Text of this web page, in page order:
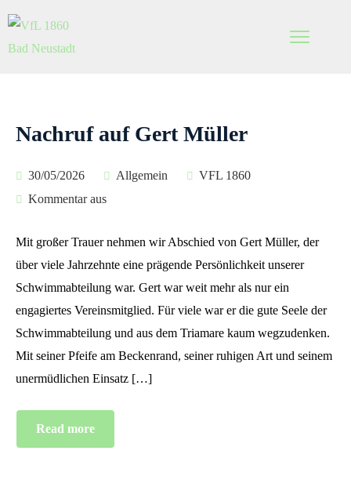
Nachruf auf Gert Müller
30/05/2026 Allgemein
VFL 1860
Kommentar aus
Mit großer Trauer nehmen wir Abschied von Gert Müller, der
über viele Jahrzehnte eine prägende Persönlichkeit unserer
Schwimmabteilung war. Gert war weit mehr als nur ein
engagiertes Vereinsmitglied. Für viele war er die gute Seele der
Schwimmabteilung und aus dem Triamare kaum wegzudenken.
Mit seiner Pfeife am Beckenrand, seiner ruhigen Art und seinem
unermüdlichen Einsatz […]
Read more